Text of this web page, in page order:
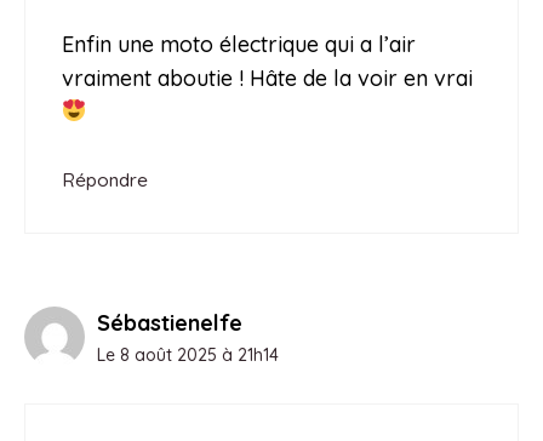
Enfin une moto électrique qui a l’air
vraiment aboutie ! Hâte de la voir en vrai
Répondre
Sébastienelfe
Le 8 août 2025 à 21h14